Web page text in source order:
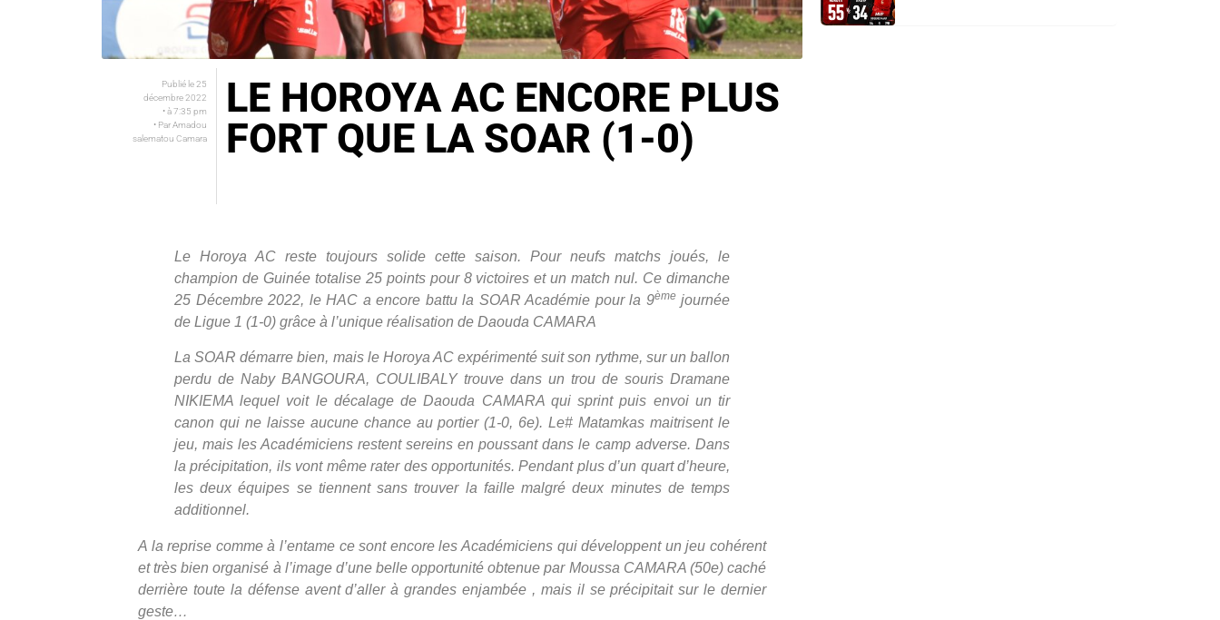
Publié le25
décembre 2022
• à7:35 pm
• ParAmadou
salematou Camara
LE HOROYA AC ENCORE PLUS
FORT QUE LA SOAR (1-0)
Le Horoya AC reste toujours solide cette saison. Pour neufs matchs joués, le
champion de Guinée totalise 25 points pour 8 victoires et un match nul. Ce dimanche
25 Décembre 2022, le HAC a encore battu la SOAR Académie pour la 9èmejournée
de Ligue 1 (1-0) grâce à l’unique réalisation de Daouda CAMARA
La SOAR démarre bien, mais le Horoya AC expérimenté suit son rythme, sur un ballon
perdu de Naby BANGOURA, COULIBALY trouve dans un trou de souris Dramane
NIKIEMA lequel voit le décalage de Daouda CAMARA qui sprint puis envoi un tir
canon qui ne laisse aucune chance au portier (1-0, 6e). Le# Matamkas maitrisent le
jeu, mais les Académiciens restent sereins en poussant dans le camp adverse. Dans
la précipitation, ils vont même rater des opportunités. Pendant plus d’un quart d’heure,
les deux équipes se tiennent sans trouver la faille malgré deux minutes de temps
additionnel.
A la reprise comme à l’entame ce sont encore les Académiciens qui développent un jeu cohérent
et très bien organisé à l’image d’une belle opportunité obtenue par Moussa CAMARA (50e) caché
derrière toute la défense avent d’aller à grandes enjambée , mais il se précipitait sur le dernier
geste…